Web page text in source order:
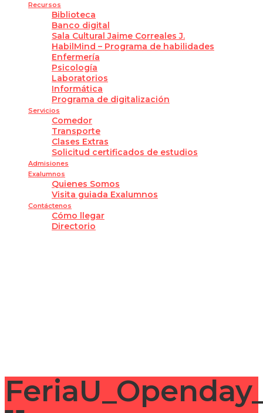
Recursos
Biblioteca
Banco digital
Sala Cultural Jaime Correales J.
HabilMind – Programa de habilidades
Enfermería
Psicología
Laboratorios
Informática
Programa de digitalización
Servicios
Comedor
Transporte
Clases Extras
Solicitud certificados de estudios
Admisiones
Exalumnos
Quienes Somos
Visita guiada Exalumnos
Contáctenos
Cómo llegar
Directorio